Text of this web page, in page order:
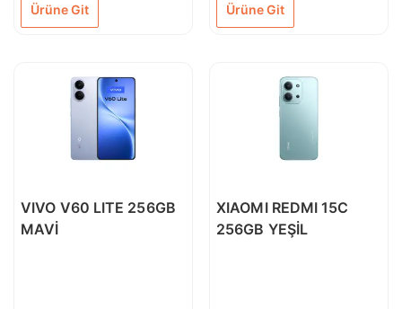
Ürüne Git Ürüne Git
VIVO V60 LITE 256GB
MAVİ
XIAOMI REDMI 15C
256GB YEŞİL